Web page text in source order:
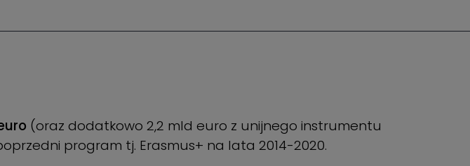
(oraz dodatkowo 2,2 mld euro z unijnego instrumentu
program tj. Erasmus+ na lata 2014-2020.